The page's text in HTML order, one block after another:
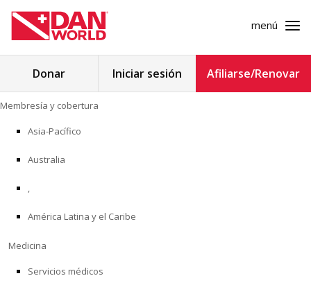
al
contenido
menú
MEMBRESÍA Y COBERTURA
SEGURIDAD
INVESTIGACIÓN
Donar Iniciar sesión Afiliarse/Renovar
Membresía y cobertura
Asia-Pacífico
Australia
,
América Latina y el Caribe
Medicina
Servicios médicos